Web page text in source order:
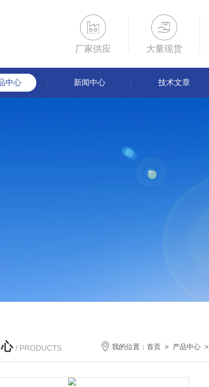
厂家供应 大量现货
中心 新闻中心 技术文章
/ PRODUCTS 我的位置： 首页 > 产品中心 >